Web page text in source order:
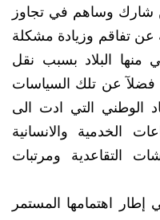
شارك وساهم في تجاوز
عن تفاقم وزيادة مشكلة
منها البلاد بسبب نقل
فضلآ عن تلك السياسات
الوطني التي ادت الى
الخدمية والانسانية
التقاعدية ومرتبات
إطار اهتمامها المستمر